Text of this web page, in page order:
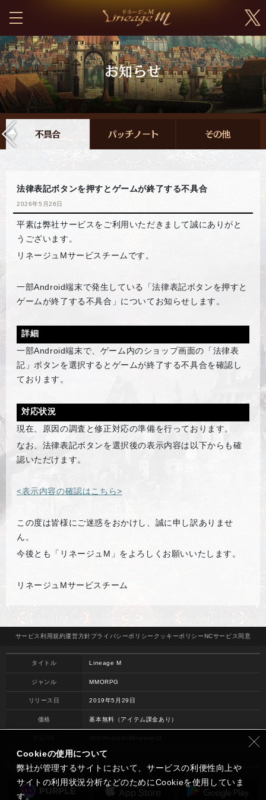
法律表記ボタンを押すとゲームが終了する不具合
2026年5月26日
平素は弊社サービスをご利用いただきまして誠にありがと
うございます。
リネージュMサービスチームです。
一部Android端末で発生している「法律表記ボタンを押すと
ゲームが終了する不具合」についてお知らせします。
詳細
一部Android端末で、ゲーム内のショップ画面の「法律表
記」ボタンを選択するとゲームが終了する不具合を確認し
ております。
対応状況
現在、原因の調査と修正対応の準備を行っております。
なお、法律表記ボタンを選択後の表示内容は以下からも確
認いただけます。
<表示内容の確認はこちら>
この度は皆様にご迷惑をおかけし、誠に申し訳ありませ
ん。
今後とも「リネージュM」をよろしくお願いいたします。
リネージュMサービスチーム
サービス 利用規約運営方針プライバシーポリシー クッキーポリシーNCサービス 同意
タイトル Lineage M
ジャンル MMORPG
リリース日 2019年5月29日
価格 基本無料（アイテム課金あり）
開発 NC
Cookieの使用について
弊社が管理するサイトにおいて、サービスの利便性向上や
サイトの利用状況分析などのためにCookieを使用していま
す。